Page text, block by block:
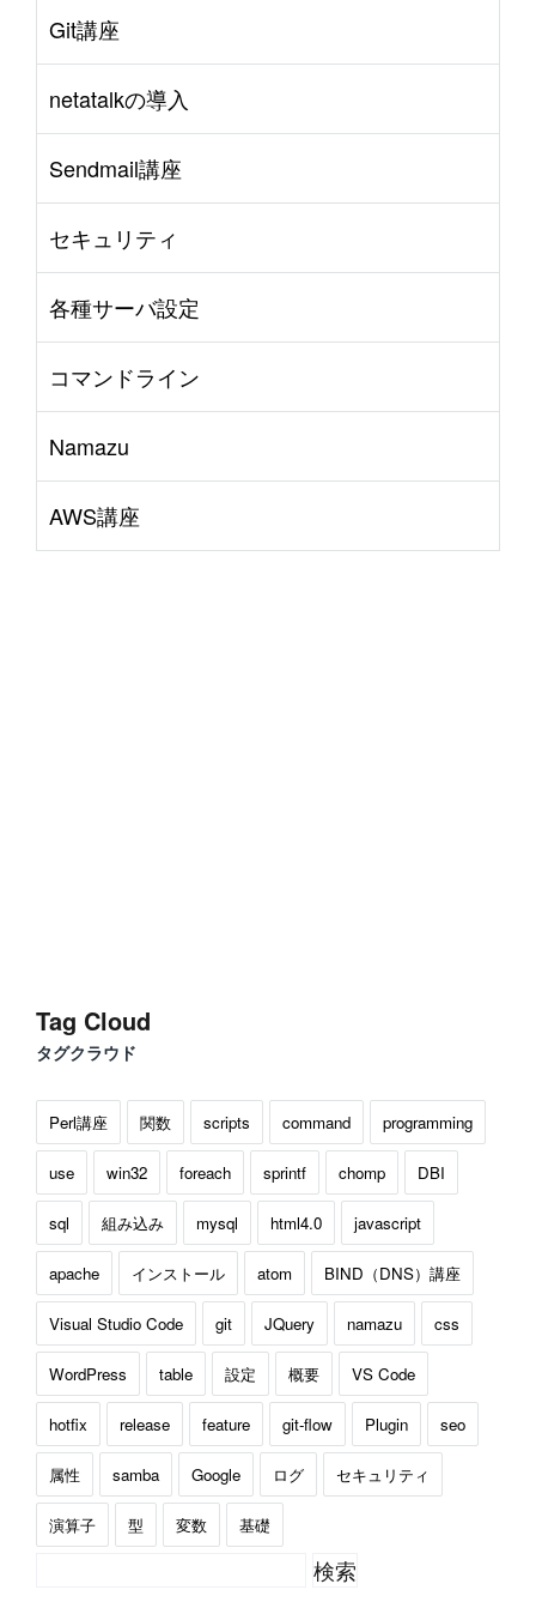
Git講座
netatalkの導入
Sendmail講座
セキュリティ
各種サーバ設定
コマンドライン
Namazu
AWS講座
Tag Cloud
タグクラウド
Perl講座 関数 scripts command programming
use win32 foreach sprintf chomp DBI
sql 組み込み mysql html4.0 javascript
apache インストール atom BIND（DNS）講座
Visual Studio Code git JQuery namazu css
WordPress table 設定 概要 VS Code
hotfix release feature git-flow Plugin seo
属性 samba Google ログ セキュリティ
演算子 型 変数 基礎